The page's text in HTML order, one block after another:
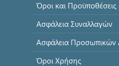
Ασφάλεια Συναλλαγών
Όροι Χρήσης